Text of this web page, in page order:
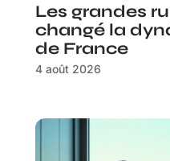
Les grandes
changé la
de France
4 août 2026